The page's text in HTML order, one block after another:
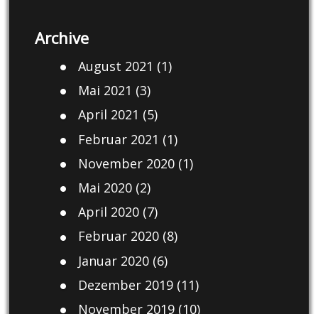
Archive
August 2021 (1)
Mai 2021 (3)
April 2021 (5)
Februar 2021 (1)
November 2020(1)
Mai 2020(2)
April 2020(7)
Februar 2020(8)
Januar 2020(6)
Dezember 2019(11)
November 2019(10)